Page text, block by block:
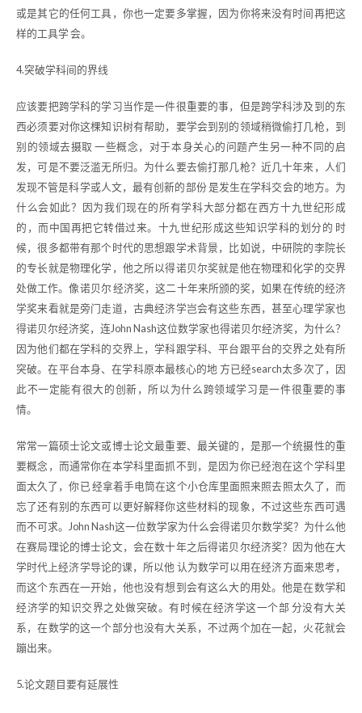
或是其它的任何工具，你也一定要多掌握，因为你将来没有时间再把这
样的工具学 会。
4.突破学科间的界线
应该要把跨学科的学习当作是一件很重要的事，但是跨学科涉及到的东
西必须要对你这棵知识树有帮助，要学会到别的领域稍微偷打几枪，到
别的领域去摄取 一些概念，对于本身关心的问题产生另一种不同的启
发，可是不要泛滥无所归。为什么要去偷打那几枪？近几十年来，人们
发现不管是科学或人文，最有创新的部份 是发生在学科交会的地方。为
什么会如此？因为我们现在的所有学科大部分都在西方十九世纪形成
的，而中国再把它转借过来。十九世纪形成这些知识学科的划分的 时
候，很多都带有那个时代的思想跟学术背景，比如说，中研院的李院长
的专长就是物理化学，他之所以得诺贝尔奖就是他在物理和化学的交界
处做工作。像诺贝尔 经济奖，这二十年来所颁的奖，如果在传统的经济
学奖来看就是旁门走道，古典经济学岂会有这些东西，甚至心理学家也
得诺贝尔经济奖，连John Nash这位数学家也得诺贝尔经济奖，为什么？
因为他们都在学科的交界上，学科跟学科、平台跟平台的交界之处有所
突破。在平台本身、在学科原本最核心的地 方已经search太多次了，因
此不一定能有很大的创新，所以为什么跨领域学习是一件很重要的事
情。
常常一篇硕士论文或博士论文最重要、最关键的，是那一个统摄性的重
要概念，而通常你在本学科里面抓不到，是因为你已经泡在这个学科里
面太久了，你已 经拿着手电筒在这个小仓库里面照来照去照太久了，而
忘了还有别的东西可以更好解释你这些材料的现象，不过这些东西可遇
而不可求。John Nash这一位数学家为什么会得诺贝尔数学奖？为什么他
在赛局理论的博士论文，会在数十年之后得诺贝尔经济奖？因为他在大
学时代上经济学导论的课，所以他 认为数学可以用在经济方面来思考，
而这个东西在一开始，他也没有想到会有这么大的用处。他是在数学和
经济学的知识交界之处做突破。有时候在经济学这一个部 分没有大关
系，在数学的这一个部分也没有大关系，不过两个加在一起，火花就会
蹦出来。
5.论文题目要有延展性